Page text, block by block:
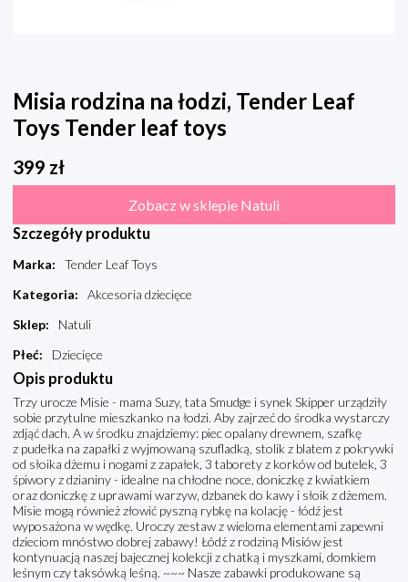
Misia rodzina na łodzi, Tender Leaf
Toys Tender leaf toys
399 zł
Zobacz w sklepie Natuli
Szczegóły produktu
Marka:
Tender Leaf Toys
Kategoria:
Akcesoria dziecięce
Sklep:
Natuli
Płeć: Dziecięce
Opis produktu
Trzy urocze Misie - mama Suzy, tata Smudge i synek Skipper urządziły
sobie przytulne mieszkanko na łodzi. Aby zajrzeć do środka wystarczy
zdjąć dach. A w środku znajdziemy: piec opalany drewnem, szafkę
z pudełka na zapałki z wyjmowaną szufladką, stolik z blatem z pokrywki
od słoika dżemu i nogami z zapałek, 3 taborety z korków od butelek, 3
śpiwory z dzianiny - idealne na chłodne noce, doniczkę z kwiatkiem
oraz doniczkę z uprawami warzyw, dzbanek do kawy i słoik z dżemem.
Misie mogą również złowić pyszną rybkę na kolację - łódź jest
wyposażona w wędkę. Uroczy zestaw z wieloma elementami zapewni
dzieciom mnóstwo dobrej zabawy! Łódź z rodziną Misiów jest
kontynuacją naszej bajecznej kolekcji z chatką i myszkami, domkiem
leśnym czy taksówką leśną. ~~~ Nasze zabawki produkowane są